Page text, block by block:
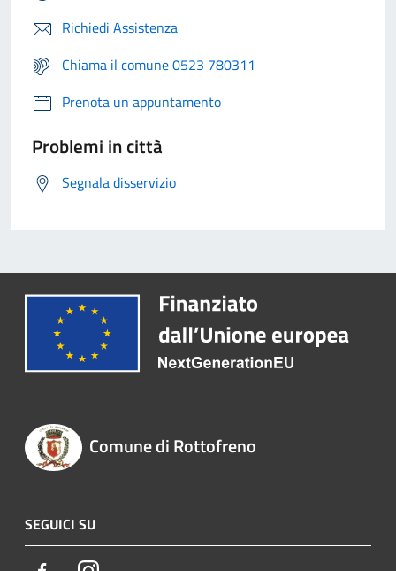
Richiedi Assistenza
Chiama il comune 0523 780311
Prenota un appuntamento
Problemi in città
Segnala disservizio
Comune di Rottofreno
SEGUICI SU